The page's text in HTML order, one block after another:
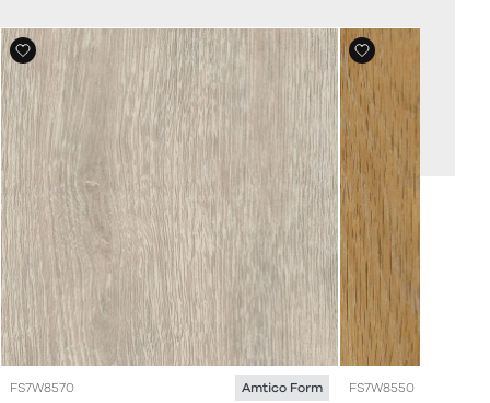
FS7W8570 Amtico Form FS7W8550